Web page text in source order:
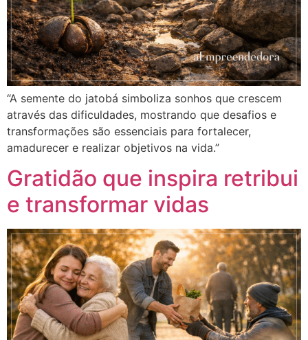
“A semente do jatobá simboliza sonhos que crescem
através das dificuldades, mostrando que desafios e
transformações são essenciais para fortalecer,
amadurecer e realizar objetivos na vida.”
Gratidão que inspira retribui
e transformar vidas